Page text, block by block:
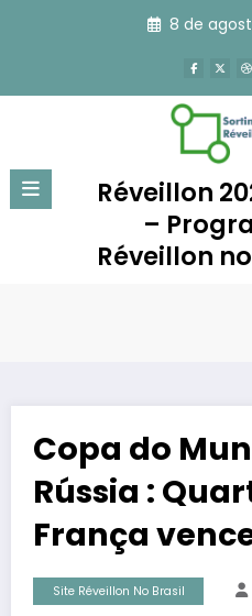
8 de
Réveillon
–
Réveillon
Copa do
Rússia :
França
Site Réveillon No Brasil